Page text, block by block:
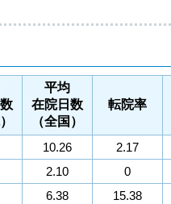
平均
在院日数
（全国）
転院率
10.26 2.17
2.10 0
6.38 15.38